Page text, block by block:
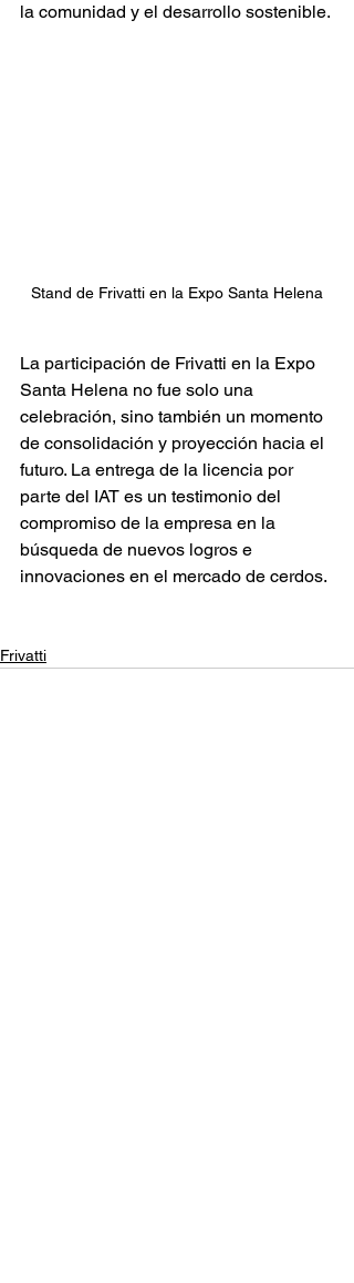
la comunidad y el desarrollo sostenible.
Stand de Frivatti en la Expo Santa Helena
La participación de Frivatti en la Expo
Santa Helena no fue solo una
celebración, sino también un momento
de consolidación y proyección hacia el
futuro. La entrega de la licencia por
parte del IAT es un testimonio del
compromiso de la empresa en la
búsqueda de nuevos logros e
innovaciones en el mercado de cerdos.
Frivatti